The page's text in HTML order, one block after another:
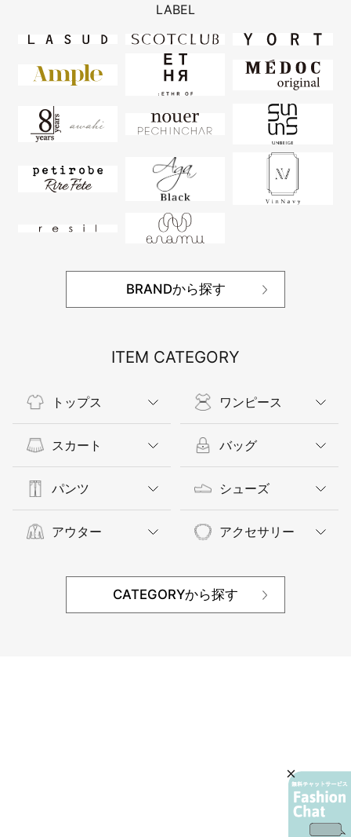
LABEL
BRANDから探す
ITEM CATEGORY
トップス
スカート
パンツ
アウター
ワンピース
バッグ
シューズ
アクセサリー
CATEGORYから探す